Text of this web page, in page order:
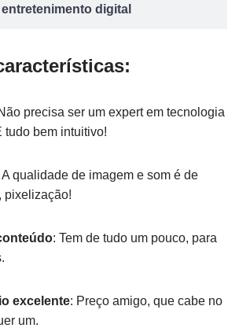
digital
precisa ser um expert em tecnologia
tudo bem intuitivo!
A qualidade de imagem e som é de
pixelização!
: Tem de tudo um pouco, para
excelente: Preço amigo, que cabe no
um.